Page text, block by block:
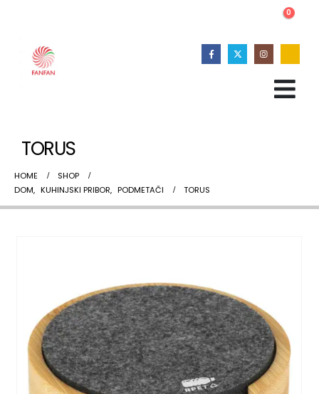
0
TORUS
HOME
SHOP
DOM, KUHINJSKI PRIBOR, PODMETAČI TORUS